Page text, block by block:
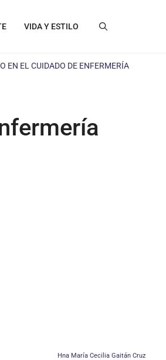
VIDA Y ESTILO
EN EL CUIDADO DE ENFERMERÍA
Hna María Cecilia Gaitán Cruz